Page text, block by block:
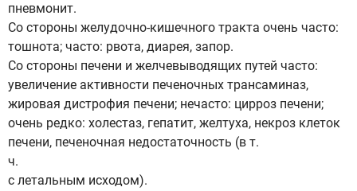
пневмонит.
Со стороны желудочно-кишечного тракта очень часто:
тошнота; часто: рвота, диарея, запор.
Со стороны печени и желчевыводящих путей часто:
увеличение активности печеночных трансаминаз,
жировая дистрофия печени; нечасто: цирроз печени;
очень редко: холестаз, гепатит, желтуха, некроз клеток
печени, печеночная недостаточность (в т.
ч.
с летальным исходом).